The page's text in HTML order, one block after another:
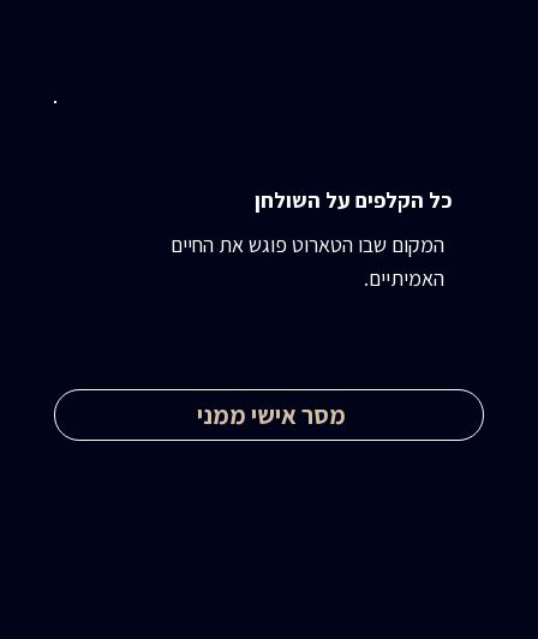
כל הקלפים על השולחן
המקום שבו הטארוט פוגש את החיים
האמיתיים.
מסר אישי ממני